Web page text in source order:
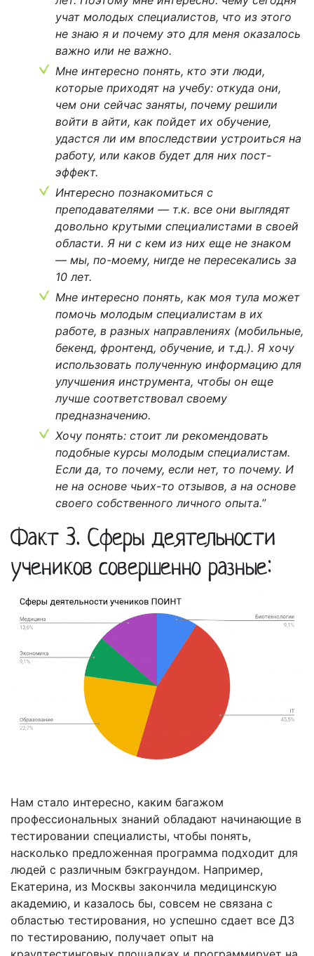
учат молодых специалистов, что из этого
не знаю я и почему это для меня оказалось
важно или не важно.
Мне интересно понять, кто эти люди,
которые приходят на учебу: откуда они,
чем они сейчас заняты, почему решили
войти в айти, как пойдет их обучение,
удастся ли им впоследствии устроиться на
работу, или каков будет для них пост-
эффект.
Интересно познакомиться с
преподавателями — т.к. все они выглядят
довольно крутыми специалистами в своей
области. Я ни с кем из них еще не знаком
— мы, по-моему, нигде не пересекались за
10 лет.
Мне интересно понять, как моя тула может
помочь молодым специалистам в их
работе, в разных направлениях (мобильные,
бекенд, фронтенд, обучение, и т.д.). Я хочу
использовать полученную информацию для
улучшения инструмента, чтобы он еще
лучше соответствовал своему
предназначению.
Хочу понять: стоит ли рекомендовать
подобные курсы молодым специалистам.
Если да, то почему, если нет, то почему. И
не на основе чьих-то отзывов, а на основе
своего собственного личного опыта.”
Факт 3. Сферы деятельности
учеников совершенно разные:
Нам стало интересно, каким багажом
профессиональных знаний обладают начинающие в
тестировании специалисты, чтобы понять,
насколько предложенная программа подходит для
людей с различным бэкграундом. Например,
Екатерина, из Москвы закончила медицинскую
академию, и казалось бы, совсем не связана с
областью тестирования, но успешно сдает все ДЗ
по тестированию, получает опыт на